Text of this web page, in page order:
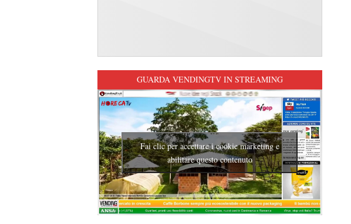
GUARDA VENDINGTV IN STREAMING
Fai clic per accettare i cookie marketing e
abilitare questo contenuto